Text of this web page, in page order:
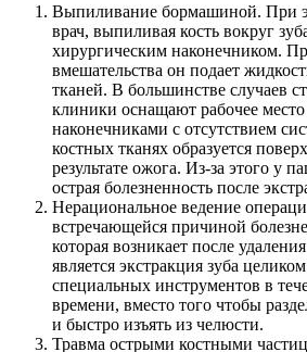
Выпиливание бормашиной. При
врач, выпиливая кость вокруг
хирургическим наконечником.
вмешательства он подает
тканей. В большинстве случаев
клиники оснащают рабочее место
наконечниками с отсутствием
костных тканях образуется
результате ожога. Из-за этого у
острая болезненность после
Нерациональное ведение
встречающейся причиной
которая возникает после
является экстракция зуба
специальных инструментов в
времени, вместо того чтобы
и быстро изъять из челюсти.
Травма острыми костными